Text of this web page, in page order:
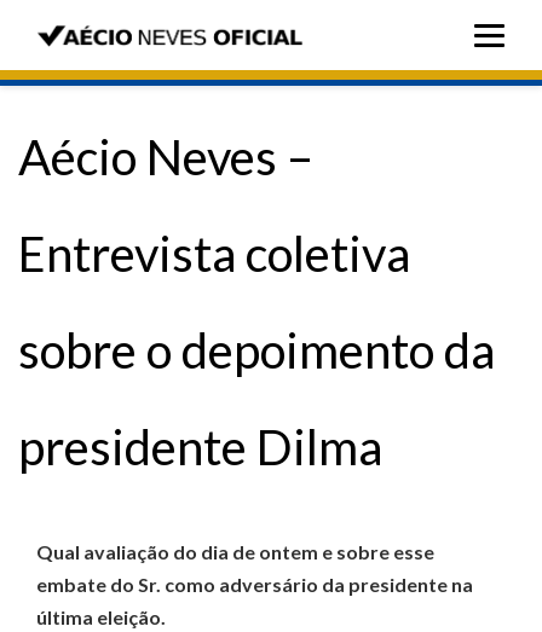
Aécio Neves –
Entrevista coletiva
sobre o depoimento da
presidente Dilma
Qual avaliação do dia de ontem e sobre esse
embate do Sr. como adversário da presidente na
última eleição.